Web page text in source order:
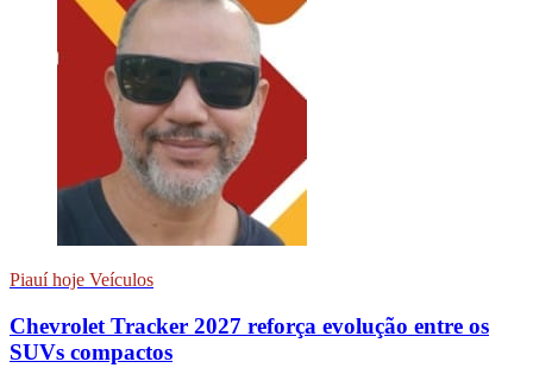
Piauí hoje Veículos
Chevrolet Tracker 2027 reforça evolução entre os
SUVs compactos